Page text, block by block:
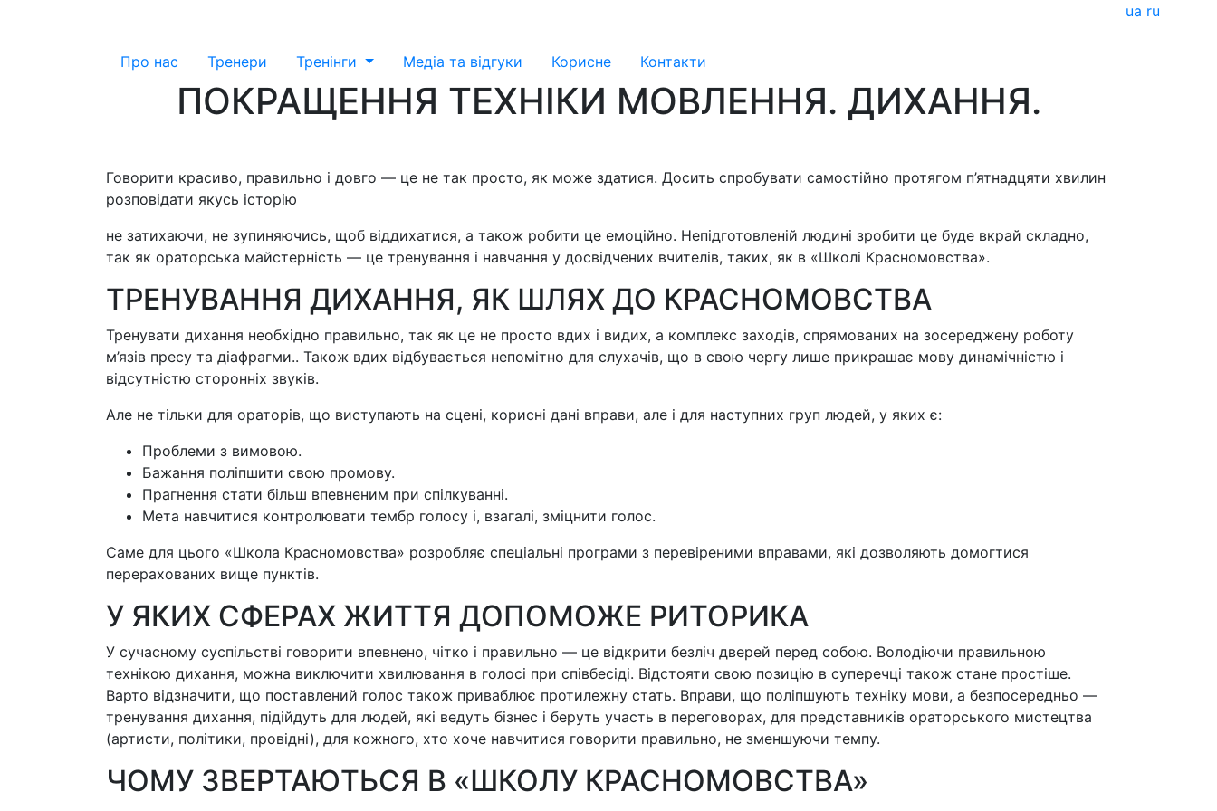
ua ru
Про нас Тренери Тренiнги Медіа та відгуки Корисне Контакти
ПОКРАЩЕННЯ ТЕХНІКИ МОВЛЕННЯ. ДИХАННЯ.
Говорити красиво, правильно і довго — це не так просто, як може здатися. Досить спробувати самостійно протягом п’ятнадцяти хвилин
розповідати якусь історію
не затихаючи, не зупиняючись, щоб віддихатися, а також робити це емоційно. Непідготовленій людині зробити це буде вкрай складно,
так як ораторська майстерність — це тренування і навчання у досвідчених вчителів, таких, як в «Школі Красномовства».
ТРЕНУВАННЯ ДИХАННЯ, ЯК ШЛЯХ ДО КРАСНОМОВСТВА
Тренувати дихання необхідно правильно, так як це не просто вдих і видих, а комплекс заходів, спрямованих на зосереджену роботу
м’язів пресу та діафрагми.. Також вдих відбувається непомітно для слухачів, що в свою чергу лише прикрашає мову динамічністю і
відсутністю сторонніх звуків.
Але не тільки для ораторів, що виступають на сцені, корисні дані вправи, але і для наступних груп людей, у яких є:
Проблеми з вимовою.
Бажання поліпшити свою промову.
Прагнення стати більш впевненим при спілкуванні.
Мета навчитися контролювати тембр голосу і, взагалі, зміцнити голос.
Саме для цього «Школа Красномовства» розробляє спеціальні програми з перевіреними вправами, які дозволяють домогтися
перерахованих вище пунктів.
У ЯКИХ СФЕРАХ ЖИТТЯ ДОПОМОЖЕ РИТОРИКА
У сучасному суспільстві говорити впевнено, чітко і правильно — це відкрити безліч дверей перед собою. Володіючи правильною
технікою дихання, можна виключити хвилювання в голосі при співбесіді. Відстояти свою позицію в суперечці також стане простіше.
Варто відзначити, що поставлений голос також приваблює протилежну стать. Вправи, що поліпшують техніку мови, а безпосередньо —
тренування дихання, підійдуть для людей, які ведуть бізнес і беруть участь в переговорах, для представників ораторського мистецтва
(артисти, політики, провідні), для кожного, хто хоче навчитися говорити правильно, не зменшуючи темпу.
ЧОМУ ЗВЕРТАЮТЬСЯ В «ШКОЛУ КРАСНОМОВСТВА»